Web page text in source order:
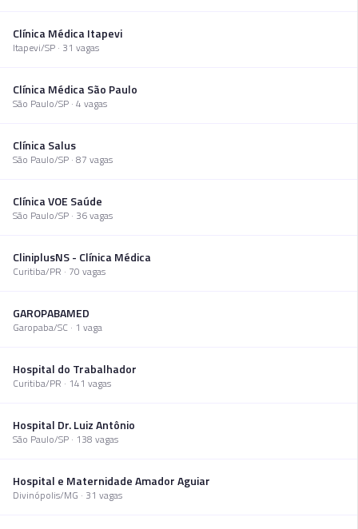
Clínica Médica Itapevi
Itapevi/SP · 31 vagas
Clínica Médica São Paulo
São Paulo/SP · 4 vagas
Clínica Salus
São Paulo/SP · 87 vagas
Clínica VOE Saúde
São Paulo/SP · 36vagas
CliniplusNS - Clínica Médica
Curitiba/PR · 70 vagas
GAROPABAMED
Garopaba/SC · 1 vaga
Hospital do Trabalhador
Curitiba/PR · 141 vagas
Hospital Dr. Luiz Antônio
São Paulo/SP · 138 vagas
Hospital e Maternidade Amador Aguiar
Divinópolis/MG · 31 vagas